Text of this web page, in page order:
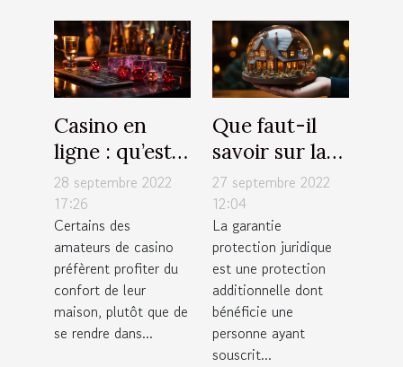
Casino en
ligne : qu’est-
ce qu’il faut
savoir sur les
techniques de
jeu ?
28 septembre 2022
17:26
Certains des
amateurs de casino
préfèrent profiter du
confort de leur
maison, plutôt que de
se rendre dans...
Que faut-il
savoir sur la
garantie
protection
juridique pour
votre
assurance
habitation ?
27 septembre 2022
12:04
La garantie
protection juridique
est une protection
additionnelle dont
bénéficie une
personne ayant
souscrit...